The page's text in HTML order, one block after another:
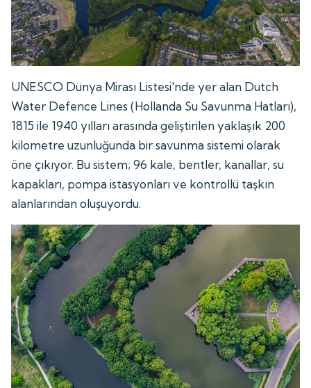
UNESCO Dünya Mirası Listesi'nde yer alan Dutch
Water Defence Lines (Hollanda Su Savunma Hatları),
1815 ile 1940 yılları arasında geliştirilen yaklaşık 200
kilometre uzunluğunda bir savunma sistemi olarak
öne çıkıyor. Bu sistem; 96 kale, bentler, kanallar, su
kapakları, pompa istasyonları ve kontrollü taşkın
alanlarından oluşuyordu.